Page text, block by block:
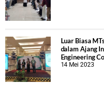
Luar Biasa
dalam Ajang
Engineering
14 Mei 2023